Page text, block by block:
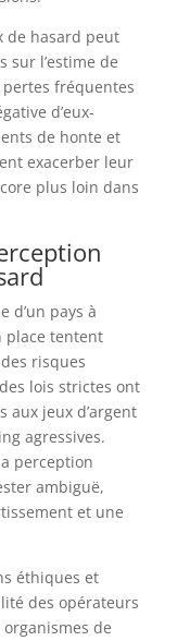
de hasard peut
sur l’estime de
fréquentes
d’eux-
de honte et
exacerber leur
plus loin dans
d’un pays à
place tentent
risques
lois strictes ont
aux jeux d’argent
agressives.
perception
ambiguë,
et une
éthiques et
des opérateurs
de